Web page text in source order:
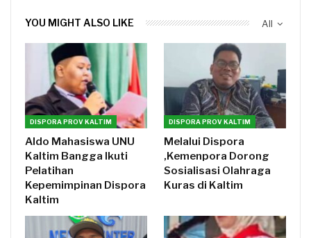
All
YOU MIGHT ALSO LIKE
DISPORA PROV KALTIM
Aldo Mahasiswa UNU
Kaltim Bangga Ikuti
Pelatihan
Kepemimpinan Dispora
Kaltim
DISPORA PROV KALTIM
Melalui Dispora
,Kemenpora Dorong
Sosialisasi Olahraga
Kuras di Kaltim